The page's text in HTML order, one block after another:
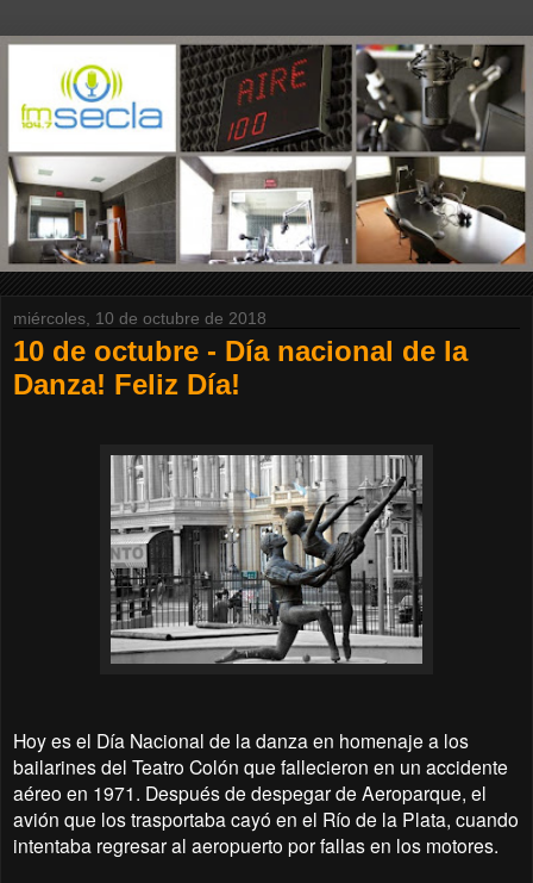
miércoles, 10 de octubre de 2018
10 de octubre - Día nacional de la
Danza! Feliz Día!
Hoy es el Día Nacional de la danza en homenaje a los
bailarines del Teatro Colón que fallecieron en un accidente
aéreo en 1971. Después de despegar de Aeroparque, el
avión que los trasportaba cayó en el Río de la Plata, cuando
intentaba regresar al aeropuerto por fallas en los motores.